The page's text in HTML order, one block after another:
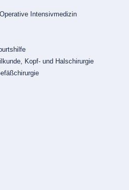
Intensivmedizin
Kopf- und Halschirurgie